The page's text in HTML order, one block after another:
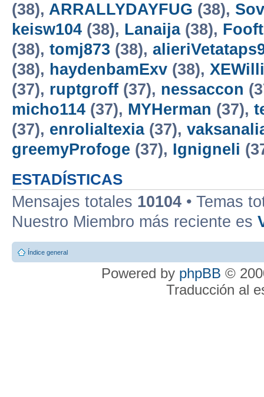
(38), ARRALLYDAYFUG (38),
keisw104 (38), Lanaija(38),
(38), tomj873 (38),
(38), haydenbamExv (38),
(37), ruptgroff (37), nessaccon
micho114 (37), MYHerman (37),
(37), enrolialtexia(37),
greemyProfoge (37), Ignigneli
ESTADÍSTICAS
Mensajes totales 10104 • Temas
Nuestro Miembro más reciente es
Índice general
Powered by phpBB ©
Traducción al